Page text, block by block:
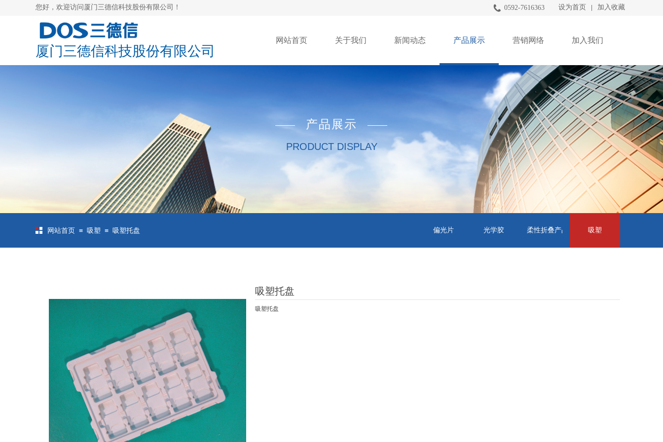
0592-7616363
您好，欢迎访问 厦门三德信科技股份有限公司！ 设为首页 加入收藏
厦门三德信科技股份有限公司
网站首页 关于我们 新闻动态 产品展示 营销网络 加入我们
产品展示
PRODUCT DISPLAY
偏光片 光学胶 柔性折叠产品 吸塑
网站首页 ≡ 吸塑 ≡ 吸塑托盘
吸塑托盘
吸塑托盘